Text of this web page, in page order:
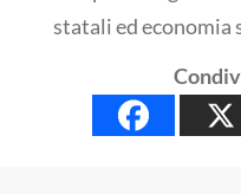
statali ed economia